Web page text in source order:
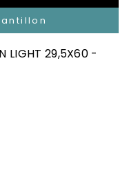
LIGHT 29,5X60 -